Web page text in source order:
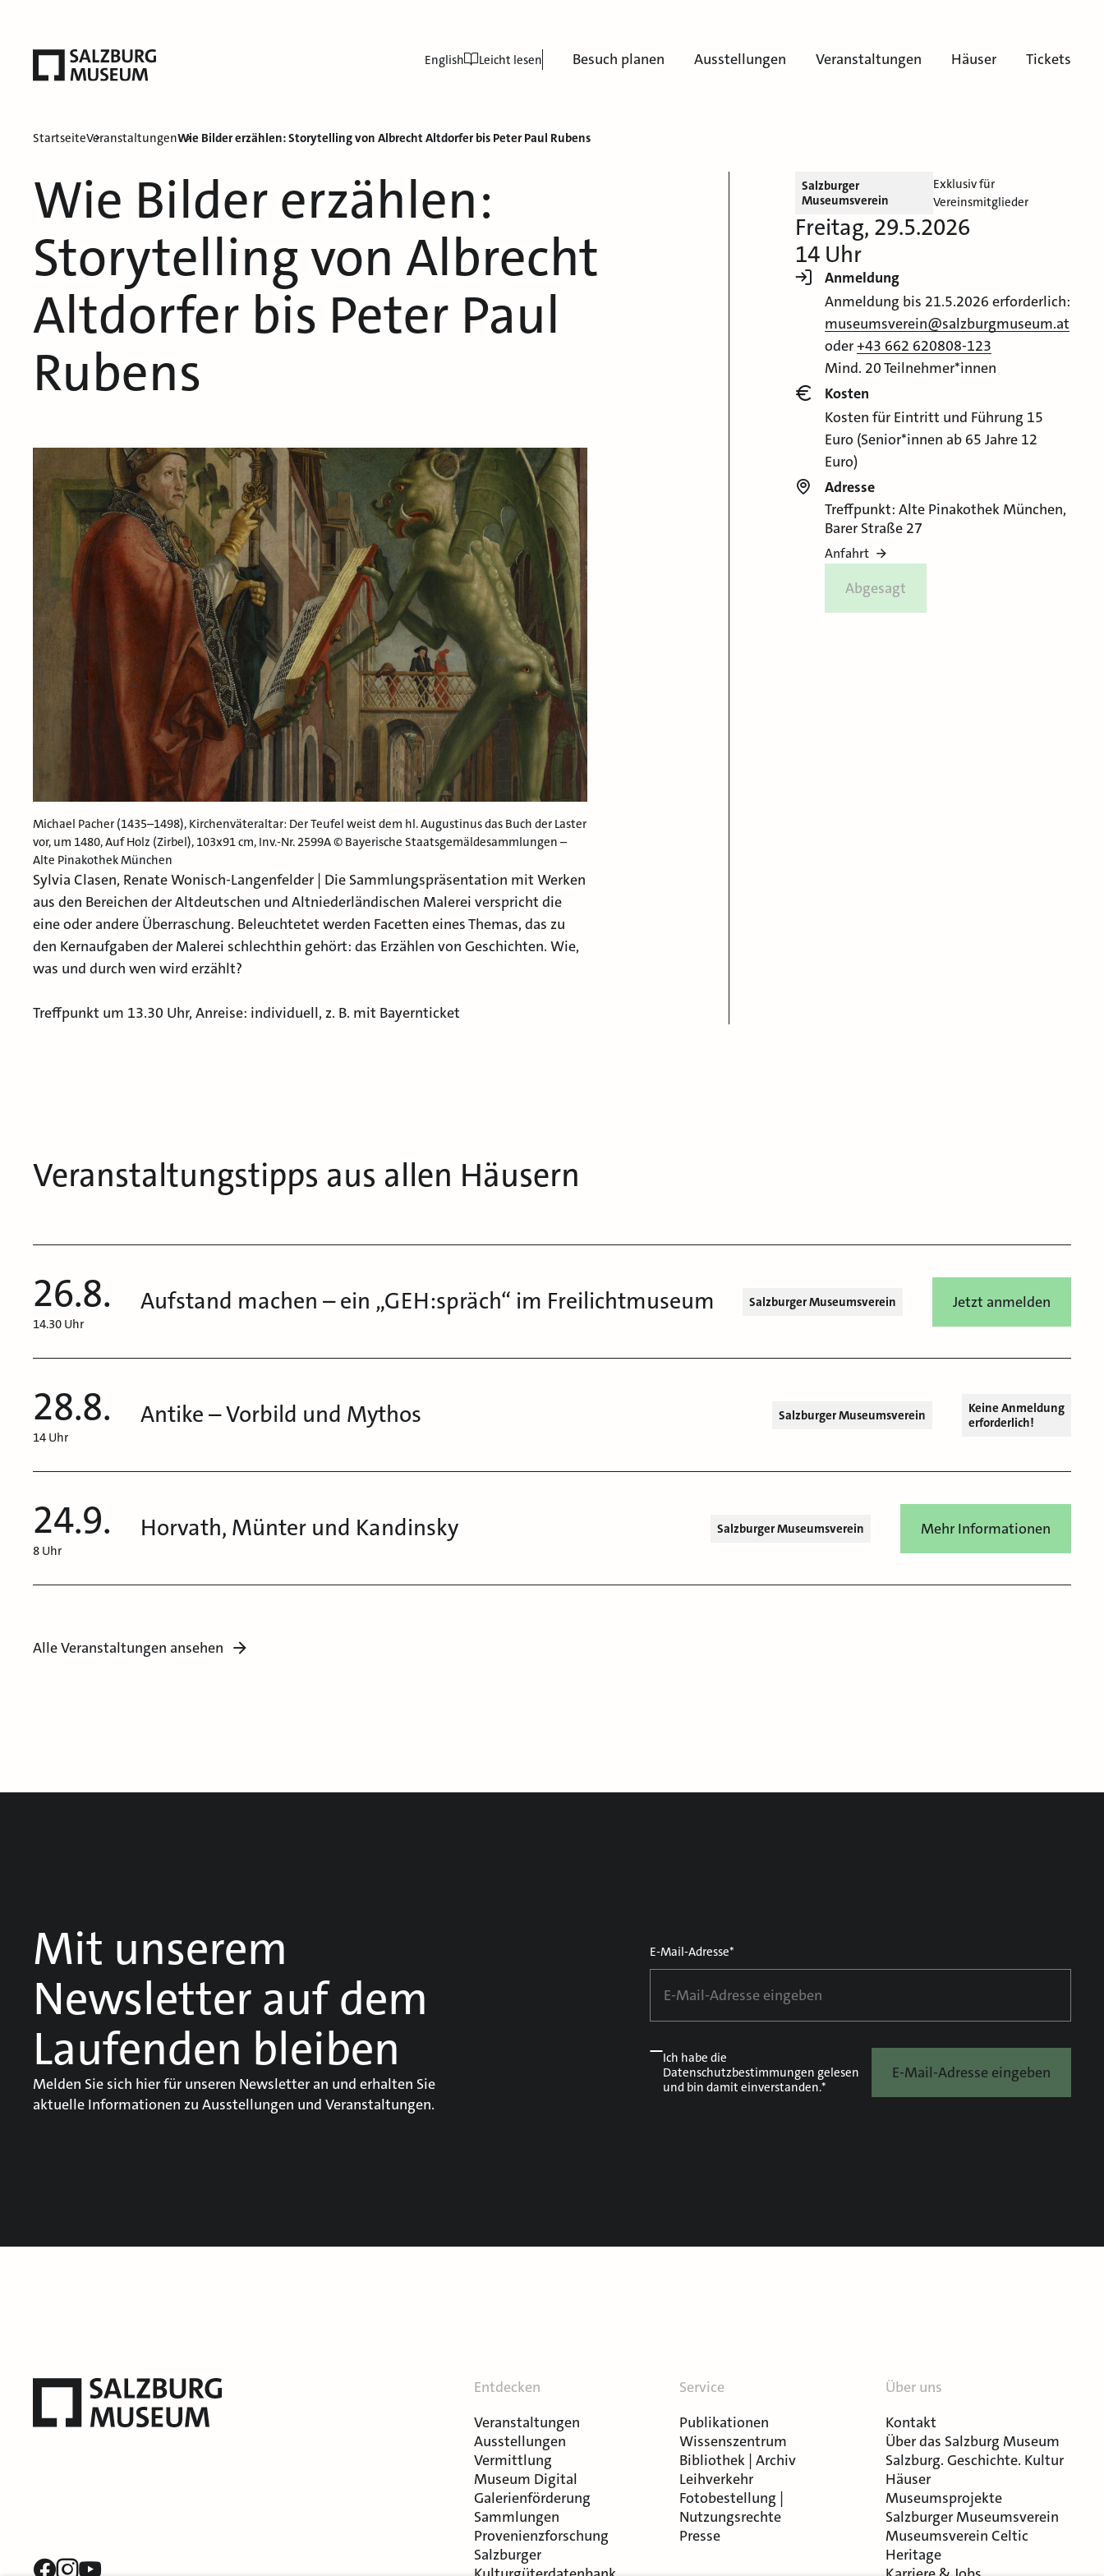
Besuch planen Ausstellungen Veranstaltungen Häuser Tickets
English Leicht lesen
StartseiteVeranstaltungenWie Bilder erzählen: Storytelling von Albrecht Altdorfer bis Peter Paul Rubens
Wie Bilder erzählen:
Storytelling von Albrecht
Altdorfer bis Peter Paul
Rubens
Michael Pacher (1435–1498), Kirchenväteraltar: Der Teufel weist dem hl. Augustinus das Buch der Laster
vor, um 1480, Auf Holz (Zirbel), 103x91 cm, Inv.-Nr. 2599A © Bayerische Staatsgemäldesammlungen –
Alte Pinakothek München
Sylvia Clasen, Renate Wonisch-Langenfelder | Die Sammlungspräsentation mit Werken
aus den Bereichen der Altdeutschen und Altniederländischen Malerei verspricht die
eine oder andere Überraschung. Beleuchtetet werden Facetten eines Themas, das zu
den Kernaufgaben der Malerei schlechthin gehört: das Erzählen von Geschichten. Wie,
was und durch wen wird erzählt?
Treffpunkt um 13.30 Uhr, Anreise: individuell, z. B. mit Bayernticket
Salzburger
Museumsverein
Exklusiv für
Vereinsmitglieder
Freitag, 29.5.2026
14 Uhr
Anmeldung
Anmeldung bis 21.5.2026 erforderlich:
museumsverein@salzburgmuseum.at
oder+43 662 620808-123
Mind. 20 Teilnehmer*innen
Kosten
Kosten für Eintritt und Führung 15
Euro (Senior*innen ab 65 Jahre 12
Euro)
Adresse
Treffpunkt: Alte Pinakothek München,
Barer Straße 27
Anfahrt
Abgesagt
Veranstaltungstipps aus allen Häusern
26.8.
14.30 Uhr
Aufstand machen – ein „GEH:spräch“ im Freilichtmuseum Salzburger Museumsverein Jetzt anmelden
28.8.
14 Uhr
Antike – Vorbild und Mythos Salzburger Museumsverein
Keine Anmeldung
erforderlich!
24.9.
8 Uhr
Horvath, Münter und Kandinsky Salzburger Museumsverein Mehr Informationen
Alle Veranstaltungen ansehen
Mit unserem
Newsletter auf dem
Laufenden bleiben
Melden Sie sich hier für unseren Newsletter an und erhalten Sie
aktuelle Informationen zu Ausstellungen und Veranstaltungen.
E-Mail-Adresse*
Ich habe die
Datenschutzbestimmungen gelesen
und bin damit einverstanden.*
E-Mail-Adresse eingeben
Entdecken
Veranstaltungen
Ausstellungen
Vermittlung
Museum Digital
Galerienförderung
Sammlungen
Provenienzforschung
Salzburger
Service
Publikationen
Wissenszentrum
Bibliothek | Archiv
Leihverkehr
Fotobestellung |
Nutzungsrechte
Presse
Über uns
Kontakt
Über das Salzburg Museum
Salzburg. Geschichte. Kultur
Häuser
Museumsprojekte
Salzburger Museumsverein
Museumsverein Celtic
Heritage